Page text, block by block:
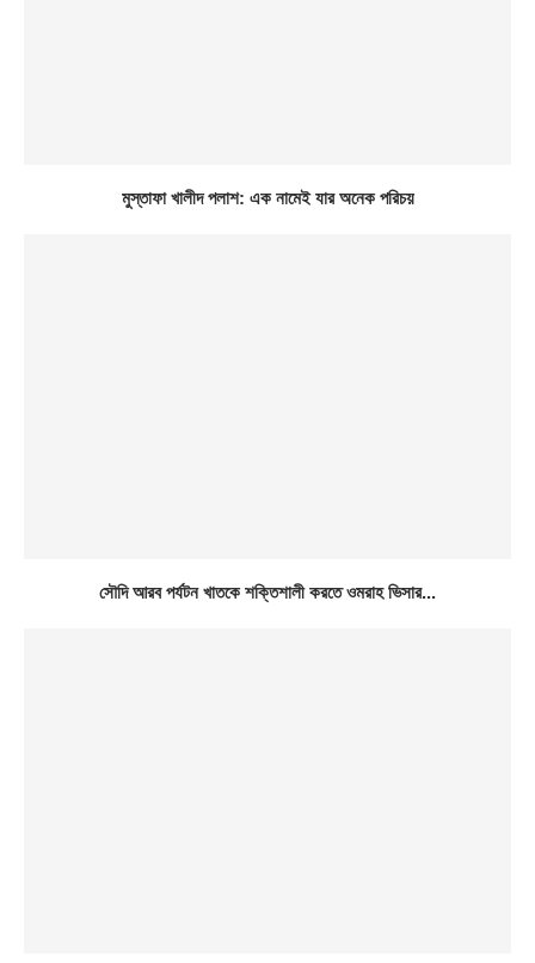
মুস্তাফা খালীদ পলাশ: এক নামেই যার অনেক পরিচয়
সৌদি আরব পর্যটন খাতকে শক্তিশালী করতে ওমরাহ ভিসার...